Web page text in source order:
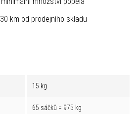
km od prodejního skladu
15 kg
65 sáčků = 975 kg